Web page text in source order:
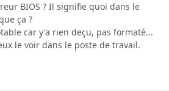
BIOS ? Il signifie quoi dans le
ça ?
car y'a rien deçu, pas formaté...
le voir dans le poste de travail.